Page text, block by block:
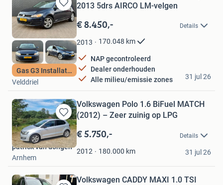
Bewaren
in
Mijn
Favorieten
Gas G3 Installatie
2013 5drs AIRCO LM-velgen
€ 8.450,- Details
2013 170.048 km
NAP gecontroleerd
Dealer onderhouden
Alle milieu/emissie zones
Mathari Auto's VoF
Velddriel
31 jul 26
Bewaren
in
Mijn
Favorieten
Volkswagen Polo 1.6 BiFuel MATCH
(2012) – Zeer zuinig op LPG
€ 5.750,- Details
2012 180.000 km
patrick van dongen
Arnhem
31 jul 26
Volkswagen CADDY MAXI 1.0 TSI